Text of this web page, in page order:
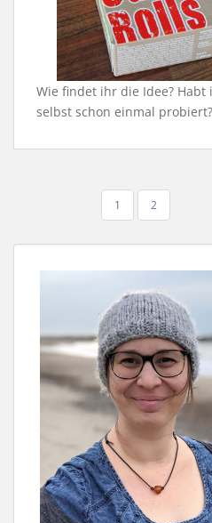
Wie findet ihr die Idee? Habt
selbst schon einmal probiert?
BEITRÄGE
1 2